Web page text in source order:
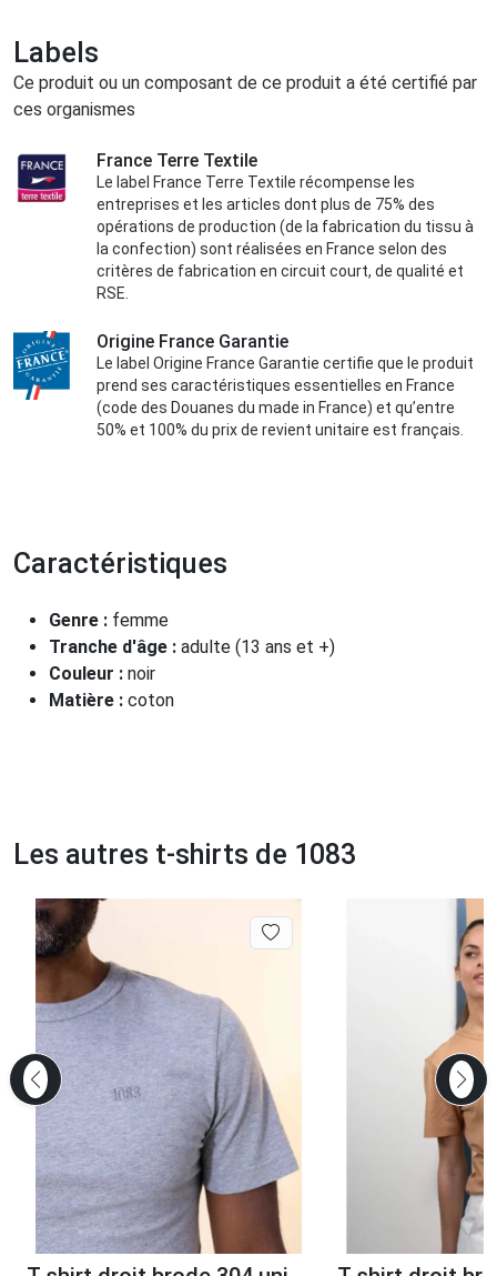
Labels
Ce produit ou un composant de ce produit a été certifié par
ces organismes
France Terre Textile
Le label France Terre Textile récompense les
entreprises et les articles dont plus de 75% des
opérations de production (de la fabrication du tissu à
la confection) sont réalisées en France selon des
critères de fabrication en circuit court, de qualité et
RSE.
Origine France Garantie
Le label Origine France Garantie certifie que le produit
prend ses caractéristiques essentielles en France
(code des Douanes du made in France) et qu’entre
50% et 100% du prix de revient unitaire est français.
Caractéristiques
Genre : femme
Tranche d'âge : adulte (13 ans et +)
Couleur : noir
Matière : coton
Les autres t-shirts de 1083